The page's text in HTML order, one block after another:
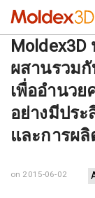
ผสานรวมกั
เพื่ออำนว
อย่างมีประ
และการผลิ
on 2015-06-02